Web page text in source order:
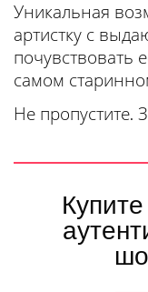
Уникальная
артистку с
почувствовать
самом
Не пропустите.